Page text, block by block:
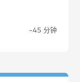
~45 分钟